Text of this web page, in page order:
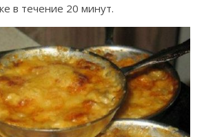
в течение 20 минут.